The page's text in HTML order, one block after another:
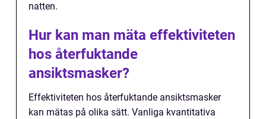
natten.
Hur kan man mäta effektiviteten
hos återfuktande
ansiktsmasker?
Effektiviteten hos återfuktande ansiktsmasker
kan mätas på olika sätt. Vanliga kvantitativa